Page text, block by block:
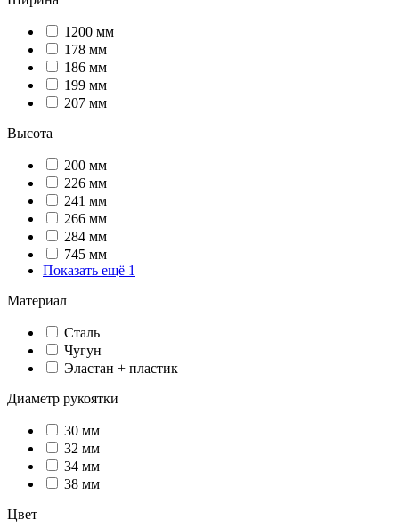
1200 мм
178 мм
186 мм
199 мм
207 мм
Высота
200 мм
226 мм
241 мм
266 мм
284 мм
745 мм
Показать ещё 1
Материал
Сталь
Чугун
Эластан + пластик
Диаметр рукоятки
30 мм
32 мм
34 мм
38 мм
Цвет